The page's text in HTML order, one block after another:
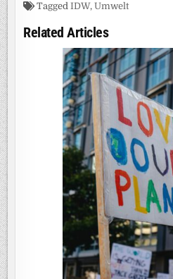
TaggedIDW,Umwelt
Related Articles